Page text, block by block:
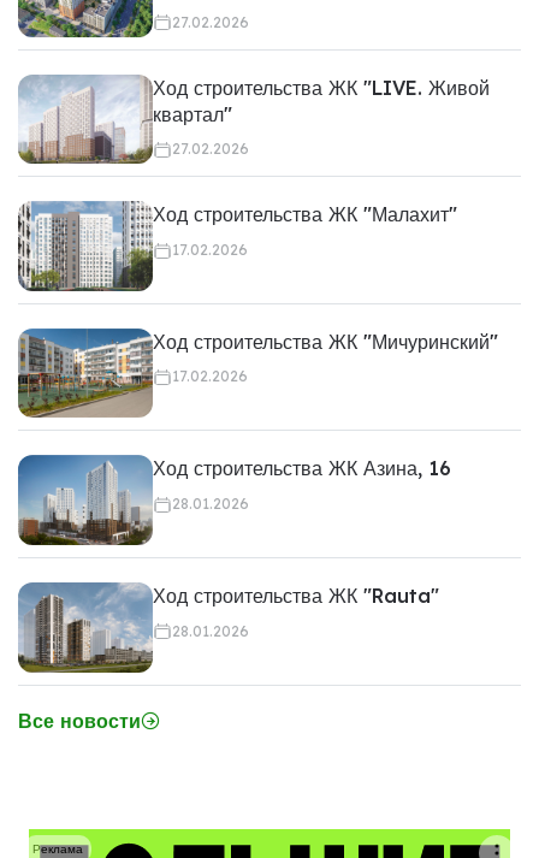
27.02.2026
Ход строительства ЖК "LIVE. Живой
квартал"
27.02.2026
Ход строительства ЖК "Малахит"
17.02.2026
Ход строительства ЖК "Мичуринский"
17.02.2026
Ход строительства ЖК Азина, 16
28.01.2026
Ход строительства ЖК "Rauta"
28.01.2026
Все новости
Реклама